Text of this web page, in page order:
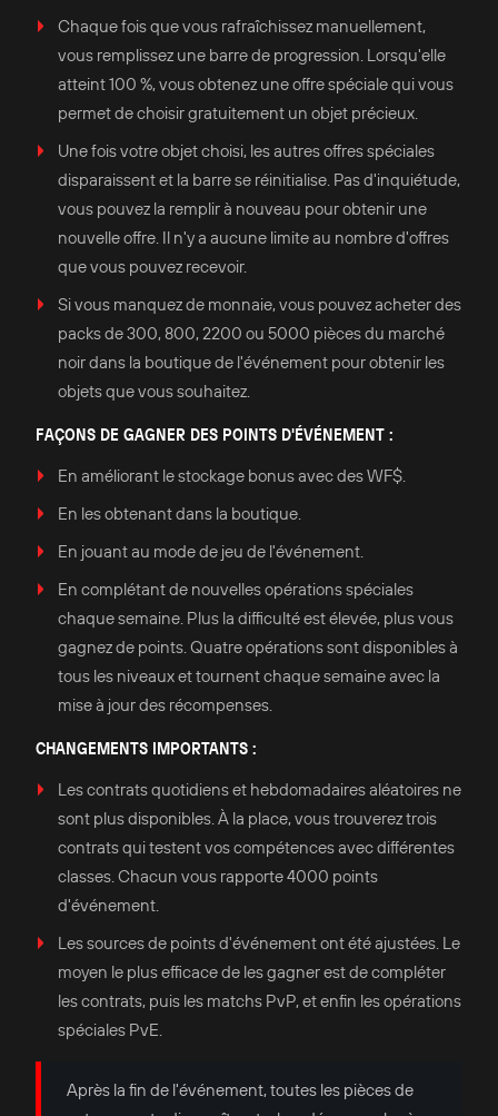
Chaque fois que vous rafraîchissez manuellement,
vous remplissez une barre de progression. Lorsqu'elle
atteint 100 %, vous obtenez une offre spéciale qui vous
permet de choisir gratuitement un objet précieux.
Une fois votre objet choisi, les autres offres spéciales
disparaissent et la barre se réinitialise. Pas d'inquiétude,
vous pouvez la remplir à nouveau pour obtenir une
nouvelle offre. Il n'y a aucune limite au nombre d'offres
que vous pouvez recevoir.
Si vous manquez de monnaie, vous pouvez acheter des
packs de 300, 800, 2200 ou 5000 pièces du marché
noir dans la boutique de l'événement pour obtenir les
objets que vous souhaitez.
FAÇONS DE GAGNER DES POINTS D'ÉVÉNEMENT :
En améliorant le stockage bonus avec des WF$.
En les obtenant dans la boutique.
En jouant au mode de jeu de l'événement.
En complétant de nouvelles opérations spéciales
chaque semaine. Plus la difficulté est élevée, plus vous
gagnez de points. Quatre opérations sont disponibles à
tous les niveaux et tournent chaque semaine avec la
mise à jour des récompenses.
CHANGEMENTS IMPORTANTS :
Les contrats quotidiens et hebdomadaires aléatoires ne
sont plus disponibles. À la place, vous trouverez trois
contrats qui testent vos compétences avec différentes
classes. Chacun vous rapporte 4000 points
d'événement.
Les sources de points d'événement ont été ajustées. Le
moyen le plus efficace de les gagner est de compléter
les contrats, puis les matchs PvP, et enfin les opérations
spéciales PvE.
Après la fin de l'événement, toutes les pièces de